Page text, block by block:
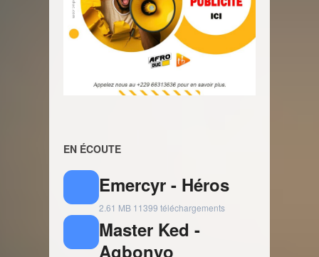
EN ÉCOUTE
Emercyr - Héros
2.61 MB 11399 téléchargements
Master Ked -
Agbonvo